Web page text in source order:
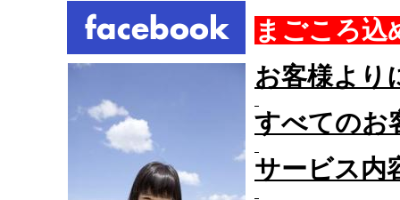
まごころ込
お客様より
すべてのお
サービス内